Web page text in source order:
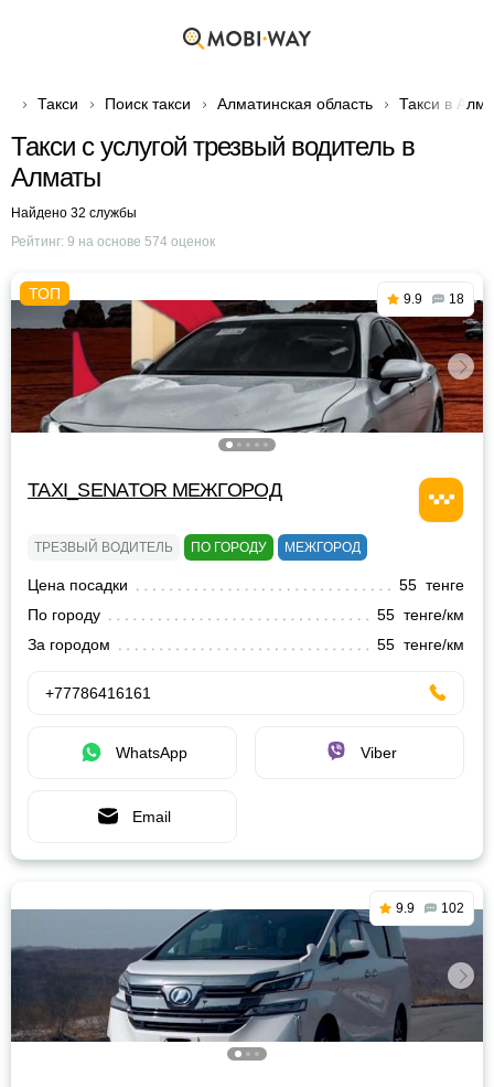
Такси Поиск такси Алматинская область Такси в
Такси с услугой трезвый водитель в
Алматы
Найдено 32 службы
Рейтинг: 9 на основе 574 оценок
9.9 18
TAXI_SENATOR МЕЖГОРОД
ТРЕЗВЫЙ ВОДИТЕЛЬ ПО ГОРОДУ МЕЖГОРОД
Цена посадки
55 тенге
По городу
55 тенге/км
За городом
55 тенге/км
+77786416161
WhatsApp Viber
Email
9.9 102